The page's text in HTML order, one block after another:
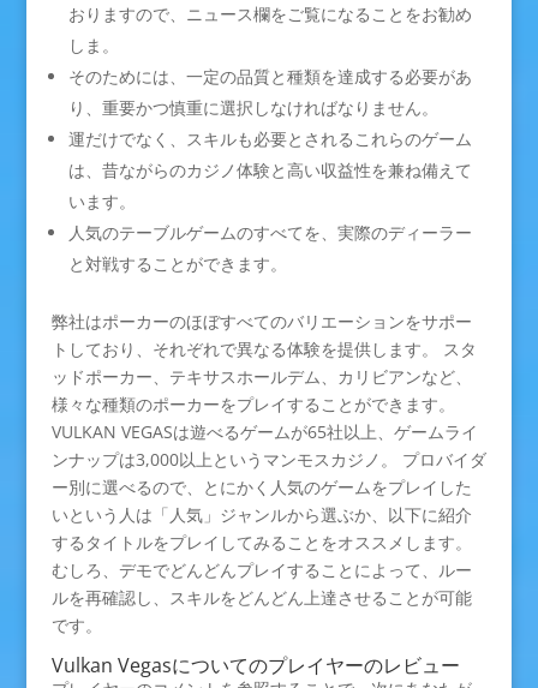
おりますので、ニュース欄をご覧になることをお勧め
しま。
そのためには、一定の品質と種類を達成する必要があ
り、重要かつ慎重に選択しなければなりません。
運だけでなく、スキルも必要とされるこれらのゲーム
は、昔ながらのカジノ体験と高い収益性を兼ね備えて
います。
人気のテーブルゲームのすべてを、実際のディーラー
と対戦することができます。
弊社はポーカーのほぼすべてのバリエーションをサポー
トしており、それぞれで異なる体験を提供します。 スタ
ッドポーカー、テキサスホールデム、カリビアンなど、
様々な種類のポーカーをプレイすることができます。
VULKAN VEGASは遊べるゲームが65社以上、ゲームライ
ンナップは3,000以上というマンモスカジノ。 プロバイダ
ー別に選べるので、とにかく人気のゲームをプレイした
いという人は「人気」ジャンルから選ぶか、以下に紹介
するタイトルをプレイしてみることをオススメします。
むしろ、デモでどんどんプレイすることによって、ルー
ルを再確認し、スキルをどんどん上達させることが可能
です。
Vulkan Vegasについてのプレイヤーのレビュー